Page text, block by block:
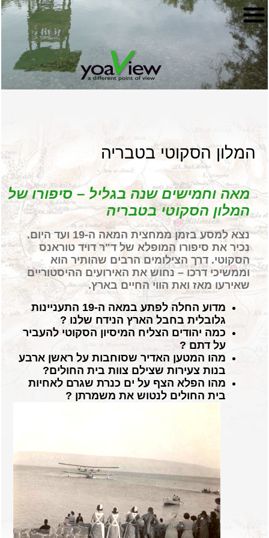
המלון הסקוטי בטבריה
מאה וחמישים שנה בגליל – סיפורו של
המלון הסקוטי בטבריה
נצא למסע בזמן ממחצית המאה ה-19 ועד היום.
נכיר את סיפורו המופלא שלד"ר דויד טוראנס
הסקוטי. דרך הצילומים הרבים שהותיר הוא
וממשיכי דרכו – נחוש את האירועים ההיסטוריים
שאירעו מאז ואת הווי החיים בארץ.
מדוע החלה לפתע במאה ה-19 התעניינות
גלובלית בחבל הארץ הנידח שלנו ?
כמה יהודים הצליח המיסיון הסקוטי להעביר
על דתם ?
מהו המטען האדיר שסוחבות על ראשן ארבע
בנות צעירות שצילם צוות בית החולים?
מהו הפלא הצף על ים כנרת שגרם לאחיות
בית החולים לנטוש את משמרתן ?